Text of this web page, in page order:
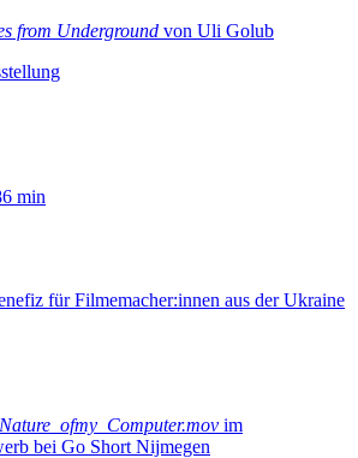
from Underground von Uli Golub
min
für Filmemacher:innen aus der Ukraine
im
bei Go Short Nijmegen